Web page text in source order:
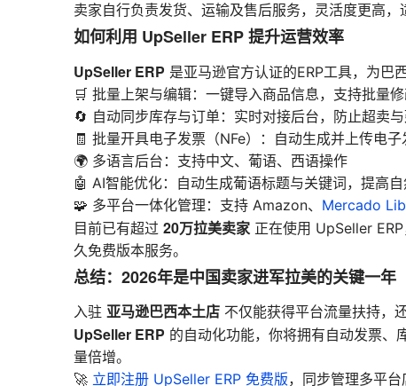
卖家自行负责发货、运输及售后服务，灵活度更高，
如何利用 UpSeller ERP 提升运营效率
UpSeller ERP 是亚马逊官方认证的ERP工具，为巴
🛒 批量上架与编辑：一键导入商品信息，支持批量
🔄 自动同步库存与订单：实时对接后台，防止超卖
🧾 批量开具电子发票（NFe）：自动生成并上传电
🌍 多语言后台：支持中文、葡语、西语操作
🤖 AI智能优化：自动生成葡语标题与关键词，提高
🧩 多平台一体化管理：支持 Amazon、 Mercado
目前已有超过 20万拉美卖家 正在使用 UpSeller
久免费版本服务。
总结：2026年是中国卖家进军拉美的关键一年
入驻 亚马逊巴西本土店 不仅能获得平台流量扶持，
UpSeller ERP 的自动化功能，你将拥有自动发票、
量倍增。
🚀 立即注册 UpSeller ERP 免费版，同步管理多平